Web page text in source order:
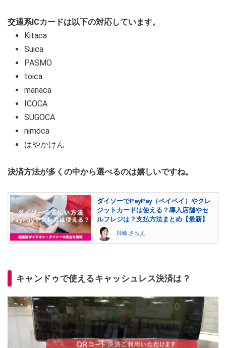
交通系ICカードは以下の対応しています。
Kitaca
Suica
PASMO
toica
manaca
ICOCA
SUGOCA
nimoca
はやかけん
決済方法が多くの中から選べるのは嬉しいですね。
ダイソーでPayPay（ペイペイ）やクレ
ジットカードは使える？導入店舗やセ
ルフレジは？支払方法まとめ【最新】
川崎 さちえ
キャンドゥで使えるキャッシュレス決済は？